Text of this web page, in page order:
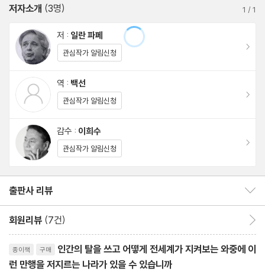
4. 시온주의는 식민주의가 아니다
5. 1948년에 팔레스타인 사람들은 자발적으로 고향을 떠났다
6. 1967년 6월 전쟁은 “선택의 여지가 없는” 전쟁이었다
PART II. 잘못된 신화: 현재
7. 이스라엘은 중동에서 유일한 민주 국가다
8. 오슬로 신화
9. 가자 신화
PART III. 잘못된 신화: 미래
맺음말: 21세기의 ‘정착 식민지 국가’ 이스라엘
저자소개 (3명) 1 /1
저 : 일란 파페
관심작가 알림신청
역 : 백선
관심작가 알림신청
감수 : 이희수
관심작가 알림신청
출판사 리뷰
회원리뷰 (7건)
종이책 구매
인간의 탈을 쓰고 어떻게 전세계가 지켜보는 와중에 이
런 만행을 저지르는 나라가 있을 수 있습니까